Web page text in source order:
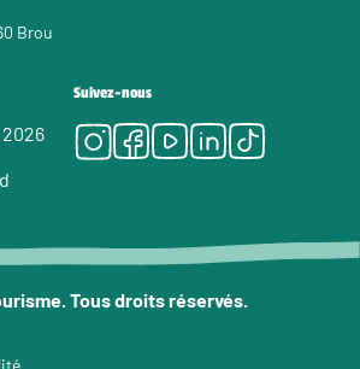
Brou
Suivez-nous
Instagram
Facebook
Youtube
LinkedIn
Tiktok
Tous droits réservés.